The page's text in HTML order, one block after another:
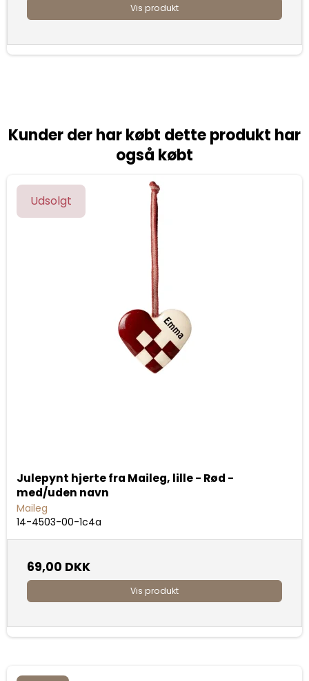
Vis produkt
Kunder der har købt dette produkt har
også købt
Udsolgt
Julepynt hjerte fra Maileg, lille - Rød -
med/uden navn
Maileg
14-4503-00-1c4a
69,00 DKK
Vis produkt